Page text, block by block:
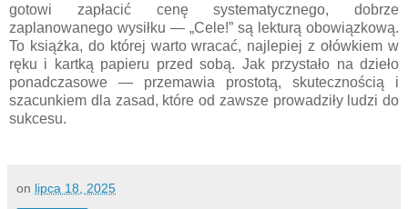
gotowi zapłacić cenę systematycznego, dobrze
zaplanowanego wysiłku — „Cele!” są lekturą obowiązkową.
To książka, do której warto wracać, najlepiej z ołówkiem w
ręku i kartką papieru przed sobą. Jak przystało na dzieło
ponadczasowe — przemawia prostotą, skutecznością i
szacunkiem dla zasad, które od zawsze prowadziły ludzi do
sukcesu.
on lipca 18, 2025